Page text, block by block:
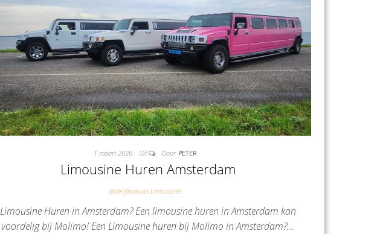
1 maart 2026 Uit Door PETER
Limousine Huren Amsterdam
Bedrijfsnieuws Limousines
Limousine Huren in Amsterdam? Een limousine huren in Amsterdam kan
voordelig bij Molimo! Een Limousine huren bij Molimo in Amsterdam?…